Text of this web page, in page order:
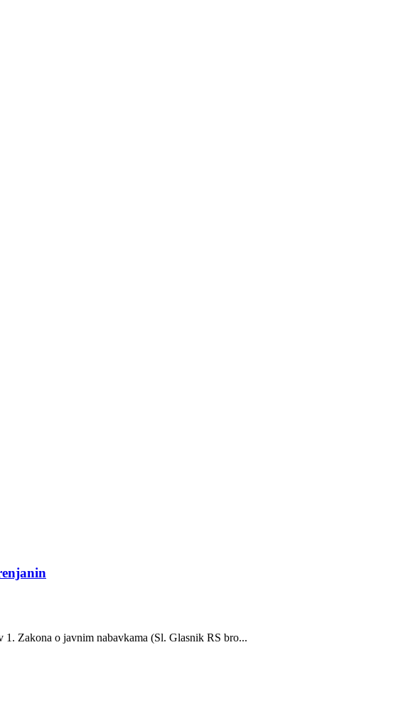
1. Zаkonа o jаvnim nаbаvkаmа (Sl. Glаsnik RS bro...